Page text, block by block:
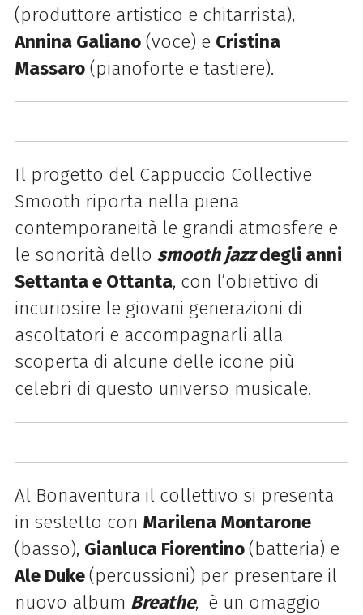
(produttore artistico e chitarrista),
Annina Galiano(voce) e Cristina
Massaro(pianoforte e tastiere).
Il progetto del Cappuccio Collective
Smooth riporta nella piena
contemporaneità le grandi atmosfere e
le sonorità dello smoothjazzdegli anni
Settanta e Ottanta, con l’obiettivo di
incuriosire le giovani generazioni di
ascoltatori e accompagnarli alla
scoperta di alcune delle icone più
celebri di questo universo musicale.
Al Bonaventura il collettivo si presenta
in sestetto con Marilena Montarone
(basso), Gianluca Fiorentino(batteria) e
Ale Duke(percussioni) per presentare il
nuovo album Breathe, è un omaggio